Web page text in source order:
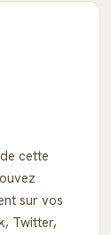
cette
sur vos
Twitter,